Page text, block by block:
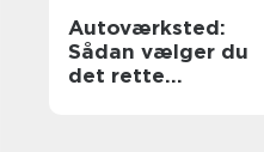
Autoværksted:
Sådan vælger du
det rette